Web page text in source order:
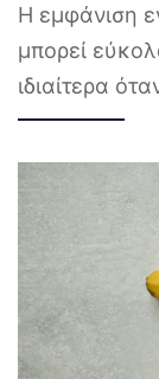
Η εμφάνιση
μπορεί
ιδιαίτερα